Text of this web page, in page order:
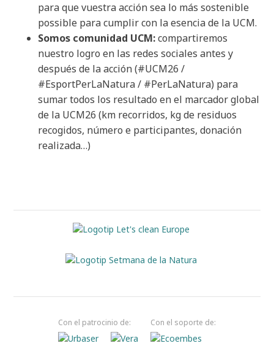
para que vuestra acción sea lo más sostenible
possible para cumplir con la esencia de la UCM.
Somos comunidad UCM:compartiremos
nuestro logro en las redes sociales antes y
después de la acción (#UCM26 /
#EsportPerLaNatura / #PerLaNatura) para
sumar todos los resultado en el marcador global
de la UCM26 (km recorridos, kg de residuos
recogidos, número e participantes, donación
realizada…)
Con el patrocinio de: Con el soporte de: